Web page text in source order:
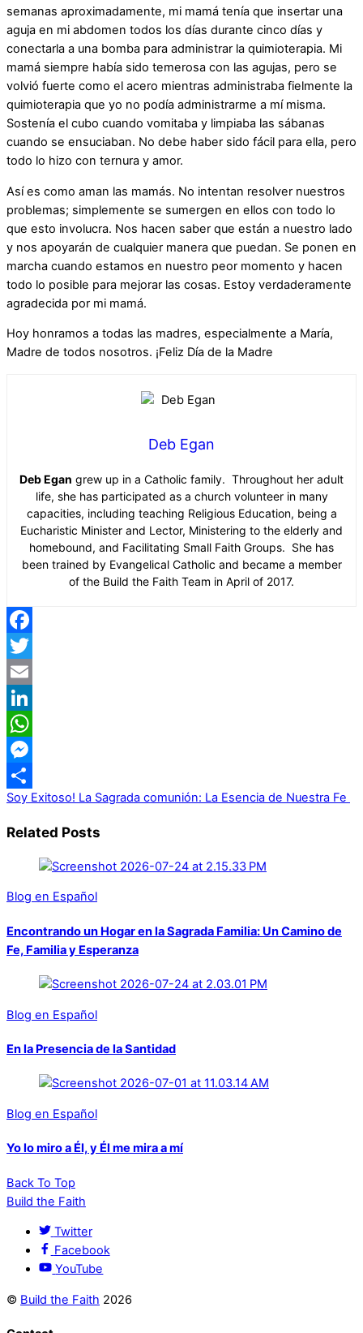
semanas aproximadamente, mi mamá tenía que insertar una
aguja en mi abdomen todos los días durante cinco días y
conectarla a una bomba para administrar la quimioterapia. Mi
mamá siempre había sido temerosa con las agujas, pero se
volvió fuerte como el acero mientras administraba fielmente la
quimioterapia que yo no podía administrarme a mí misma.
Sostenía el cubo cuando vomitaba y limpiaba las sábanas
cuando se ensuciaban. No debe haber sido fácil para ella, pero
todo lo hizo con ternura y amor.
Así es como aman las mamás. No intentan resolver nuestros
problemas; simplemente se sumergen en ellos con todo lo
que esto involucra. Nos hacen saber que están a nuestro lado
y nos apoyarán de cualquier manera que puedan. Se ponen en
marcha cuando estamos en nuestro peor momento y hacen
todo lo posible para mejorar las cosas. Estoy verdaderamente
agradecida por mi mamá.
Hoy honramos a todas las madres, especialmente a María,
Madre de todos nosotros. ¡Feliz Día de la Madre
Deb Egan
Deb Egan grew up in a Catholic family. Throughout her adult
life, she has participated as a church volunteer in many
capacities, including teaching Religious Education, being a
Eucharistic Minister and Lector, Ministering to the elderly and
homebound, and Facilitating Small Faith Groups. She has
been trained by Evangelical Catholic and became a member
of the Build the Faith Team in April of 2017.
Facebook
Twitter
Email
LinkedIn
WhatsApp
Messenger
Share
Soy Exitoso! La Sagrada comunión: La Esencia de Nuestra Fe
Related Posts
Blog en Español
Encontrando un Hogar en la Sagrada Familia: Un Camino de
Fe, Familia y Esperanza
Blog en Español
En la Presencia de la Santidad
Blog en Español
Yo lo miro a Él, y Él me mira a mí
Back To Top
Build the Faith
Twitter
Facebook
YouTube
© Build the Faith 2026